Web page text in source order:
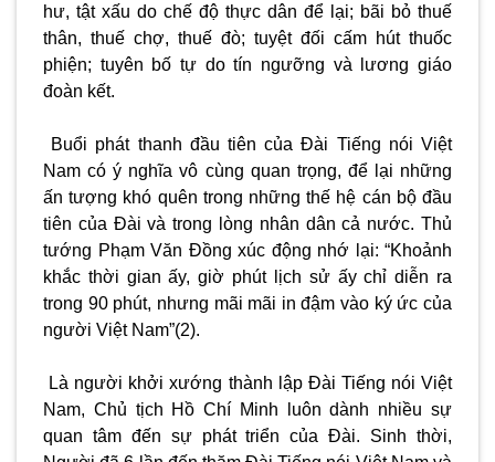
hư, tật xấu do chế độ thực dân để lại; bãi bỏ thuế
thân, thuế chợ, thuế đò; tuyệt đối cấm hút thuốc
phiện; tuyên bố tự do tín ngưỡng và lương giáo
đoàn kết.
Buổi phát thanh đầu tiên của Đài Tiếng nói Việt
Nam có ý nghĩa vô cùng quan trọng, để lại những
ấn tượng khó quên trong những thế hệ cán bộ đầu
tiên của Đài và trong lòng nhân dân cả nước. Thủ
tướng Phạm Văn Đồng xúc động nhớ lại: “Khoảnh
khắc thời gian ấy, giờ phút lịch sử ấy chỉ diễn ra
trong 90 phút, nhưng mãi mãi in đậm vào ký ức của
người Việt Nam”(2).
Là người khởi xướng thành lập Đài Tiếng nói Việt
Nam, Chủ tịch Hồ Chí Minh luôn dành nhiều sự
quan tâm đến sự phát triển của Đài. Sinh thời,